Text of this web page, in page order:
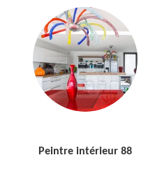
Peintre intérieur 88